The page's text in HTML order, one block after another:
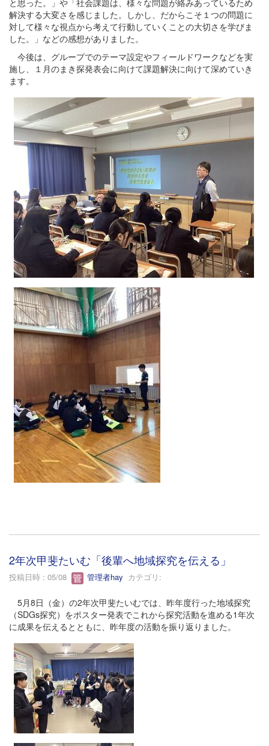
と思った。」や「社会課題は、様々な問題が絡みあっているため
解決する大変さを感じました。しかし、だからこそ１つの問題に
対して様々な視点から考えて行動していくことの大切さを学びま
した。」などの感想がありました。
今後は、グループでのテーマ設定やフィールドワークなどを実
施し、１月のまき探発表会に向けて課題解決に向けて深めていき
ます。
2年次甲斐たいむ「後輩へ地域探究を伝える」
投稿日時 : 05/08 管理者hay カテゴリ:
5月8日（金）の2年次甲斐たいむでは、昨年度行った地域探究
（SDGs探究）をポスター発表でこれから探究活動を進める1年次
に成果を伝えるとともに、昨年度の活動を振り返りました。